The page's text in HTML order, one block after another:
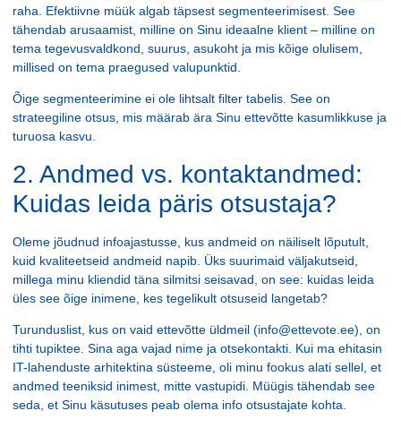
raha. Efektiivne müük algab täpsest segmenteerimisest. See
tähendab arusaamist, milline on Sinu ideaalne klient – milline on
tema tegevusvaldkond, suurus, asukoht ja mis kõige olulisem,
millised on tema praegused valupunktid.
Õige segmenteerimine ei ole lihtsalt filter tabelis. See on
strateegiline otsus, mis määrab ära Sinu ettevõtte kasumlikkuse ja
turuosa kasvu.
2. Andmed vs. kontaktandmed:
Kuidas leida päris otsustaja?
Oleme jõudnud infoajastusse, kus andmeid on näiliselt lõputult,
kuid kvaliteetseid andmeid napib. Üks suurimaid väljakutseid,
millega minu kliendid täna silmitsi seisavad, on see: kuidas leida
üles see õige inimene, kes tegelikult otsuseid langetab?
Turunduslist, kus on vaid ettevõtte üldmeil (info@ettevote.ee), on
tihti tupiktee. Sina aga vajad nime ja otsekontakti. Kui ma ehitasin
IT-lahenduste arhitektina süsteeme, oli minu fookus alati sellel, et
andmed teeniksid inimest, mitte vastupidi. Müügis tähendab see
seda, et Sinu käsutuses peab olema info otsustajate kohta.